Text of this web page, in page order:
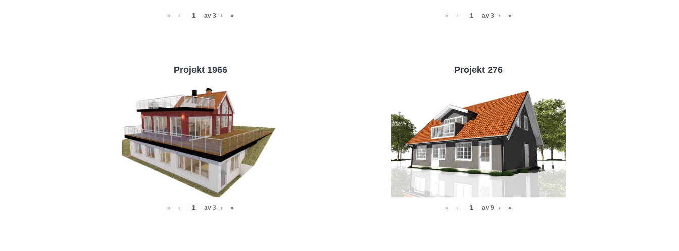
« ‹ av 3 › » « ‹ av 3 › »
Projekt 1966
« ‹ av 3 › »
Projekt 276
« ‹ av 9 › »